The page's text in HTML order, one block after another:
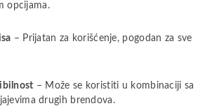
opcijama.
– Prijatan za korišćenje, pogodan za sve
– Može se koristiti u kombinaciji sa
drugih brendova.